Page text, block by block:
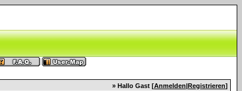
» Hallo Gast [Anmelden|Registrieren]